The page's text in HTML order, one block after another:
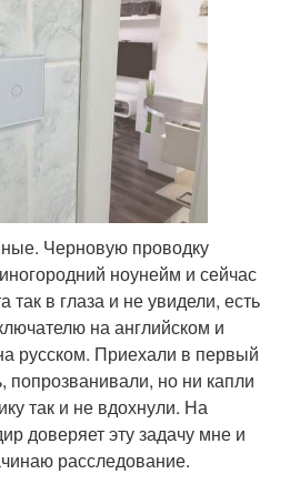
Черновую проводку
ноунейм и сейчас
так в глаза и не увидели, есть
на английском и
русском. Приехали в первый
попрозванивали, но ни капли
так и не вдохнули. На
доверяет эту задачу мне и
расследование.